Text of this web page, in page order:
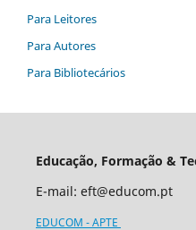
Para Leitores
Para Autores
Para Bibliotecários
Educação, Formação &
E-mail: eft@educom.pt
EDUCOM - APTE